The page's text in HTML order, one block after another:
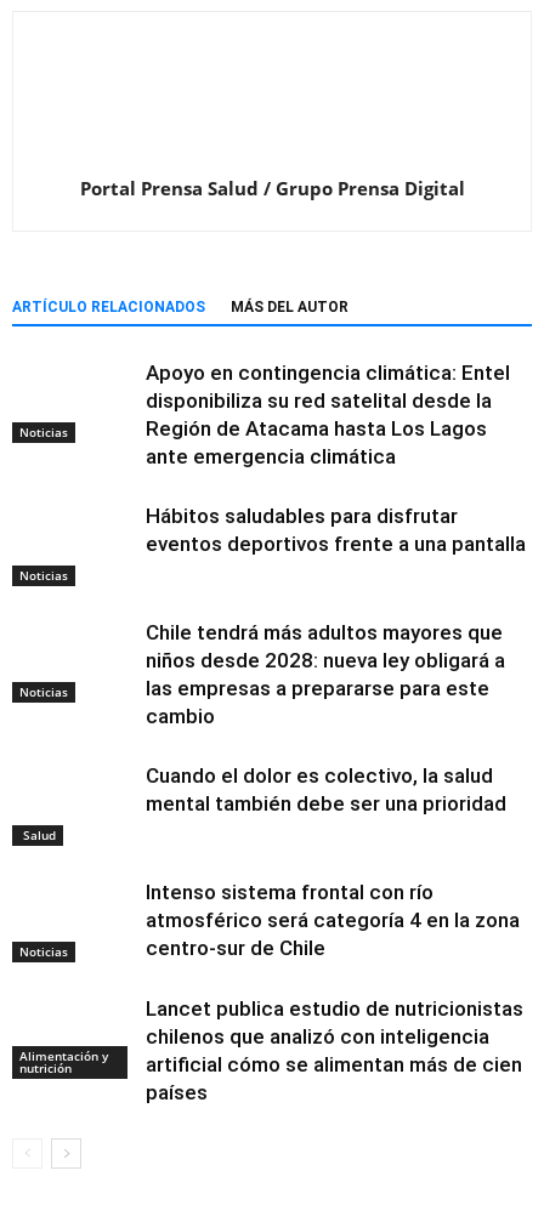
Portal Prensa Salud / Grupo Prensa Digital
ARTÍCULO RELACIONADOS MÁS DEL AUTOR
Noticias
Apoyo en contingencia climática: Entel
disponibiliza su red satelital desde la
Región de Atacama hasta Los Lagos
ante emergencia climática
Noticias
Hábitos saludables para disfrutar
eventos deportivos frente a una pantalla
Noticias
Chile tendrá más adultos mayores que
niños desde 2028: nueva ley obligará a
las empresas a prepararse para este
cambio
Salud
Cuando el dolor es colectivo, la salud
mental también debe ser una prioridad
Noticias
Intenso sistema frontal con río
atmosférico será categoría 4 en la zona
centro-sur de Chile
Alimentación y
nutrición
Lancet publica estudio de nutricionistas
chilenos que analizó con inteligencia
artificial cómo se alimentan más de cien
países